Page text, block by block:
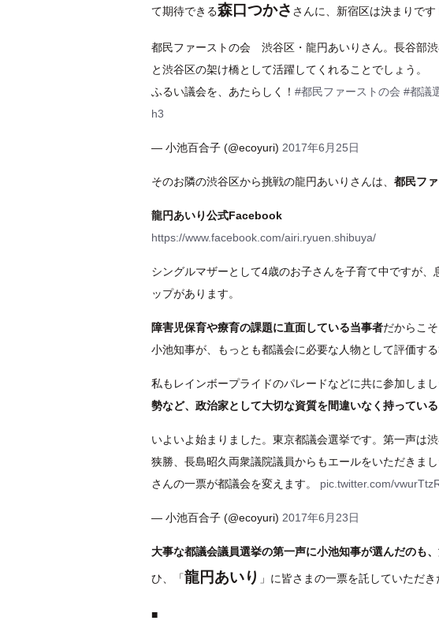
て期待できる森口つかさ さんに、新宿区は決まりです
都民ファーストの会 渋谷区・龍円あいりさん。長谷部
と渋谷区の架け橋として活躍してくれることでしょう。
ふるい議会を、あたらしく！ #都民ファーストの会 #都議
h3
— 小池百合子 (@ecoyuri) 2017年6月25日
そのお隣の渋谷区から挑戦の龍円あいりさんは、 都民フ
龍円あいり公式Facebook
https://www.facebook.com/airi.ryuen.shibuya/
シングルマザーとして4歳のお子さんを子育て中ですが
ップがあります。
障害児保育や療育の課題に直面している当事者だからこ
小池知事が、もっとも都議会に必要な人物として評価する
私もレインボープライドのパレードなどに共に参加しまし
勢など、政治家として大切な資質を間違いなく持っている
いよいよ始まりました。東京都議会選挙です。第一声は
狭勝、長島昭久両衆議院議員からもエールをいただきま
さんの一票が都議会を変えます。 pic.twitter.com/
— 小池百合子 (@ecoyuri) 2017年6月23日
大事な都議会議員選挙の第一声に小池知事が選んだのも
ひ、「龍円あいり 」に皆さまの一票を託していただき
■